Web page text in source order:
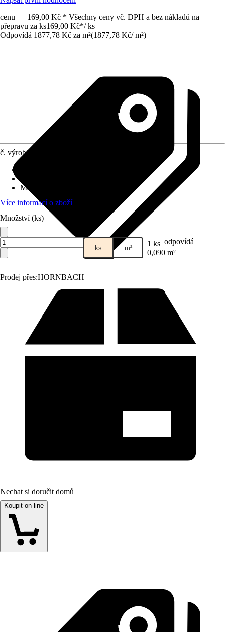
cenu — 169,00 Kč * Všechny ceny vč. DPH a bez nákladů na
přepravu za ks169,00 Kč*/ ks
Odpovídá 1877,78 Kč za m²(1877,78 Kč/ m²)
Prodej přes:HORNBACH
č. výrobku
Materiál
Více informací o zboží
Množství (ks)
ks m² 1 ks odpovídá
0,090 m²
Nechat si doručit domů
Koupit on-line